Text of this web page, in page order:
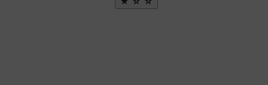
favoriet